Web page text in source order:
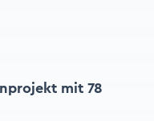
mit 78